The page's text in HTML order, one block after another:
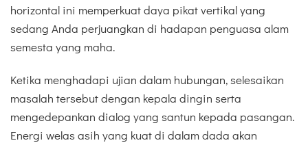
horizontal ini memperkuat daya pikat vertikal yang
sedang Anda perjuangkan di hadapan penguasa alam
semesta yang maha.
Ketika menghadapi ujian dalam hubungan, selesaikan
masalah tersebut dengan kepala dingin serta
mengedepankan dialog yang santun kepada pasangan.
Energi welas asih yang kuat di dalam dada akan